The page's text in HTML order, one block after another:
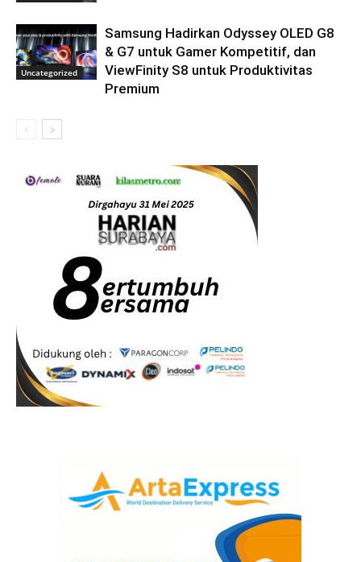
Uncategorized
Samsung Hadirkan Odyssey OLED G8
& G7 untuk Gamer Kompetitif, dan
ViewFinity S8 untuk Produktivitas
Premium